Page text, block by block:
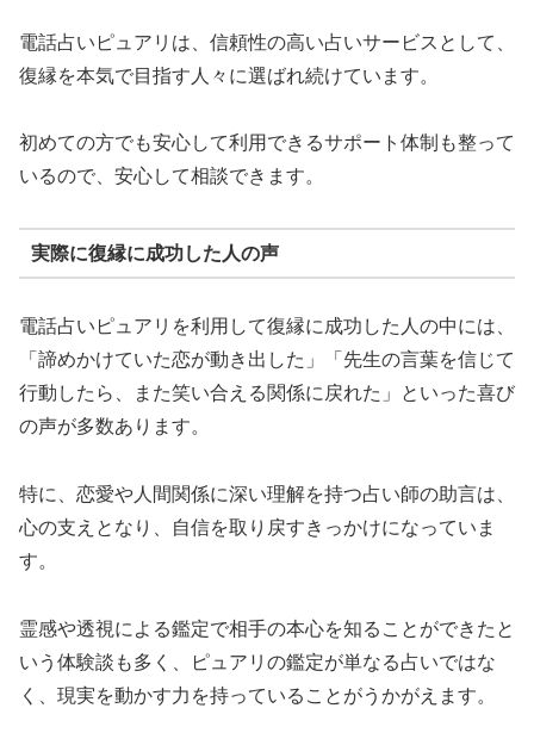
電話占いピュアリは、信頼性の高い占いサービスとして、
復縁を本気で目指す人々に選ばれ続けています。
初めての方でも安心して利用できるサポート体制も整って
いるので、安心して相談できます。
実際に復縁に成功した人の声
電話占いピュアリを利用して復縁に成功した人の中には、
「諦めかけていた恋が動き出した」「先生の言葉を信じて
行動したら、また笑い合える関係に戻れた」といった喜び
の声が多数あります。
特に、恋愛や人間関係に深い理解を持つ占い師の助言は、
心の支えとなり、自信を取り戻すきっかけになっていま
す。
霊感や透視による鑑定で相手の本心を知ることができたと
いう体験談も多く、ピュアリの鑑定が単なる占いではな
く、現実を動かす力を持っていることがうかがえます。